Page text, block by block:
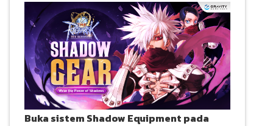
Buka sistem Shadow Equipment pada